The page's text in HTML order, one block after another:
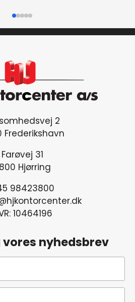
2
Frederikshavn
Farøvej 31
Hjørring
98423800
10464196
nyhedsbrev